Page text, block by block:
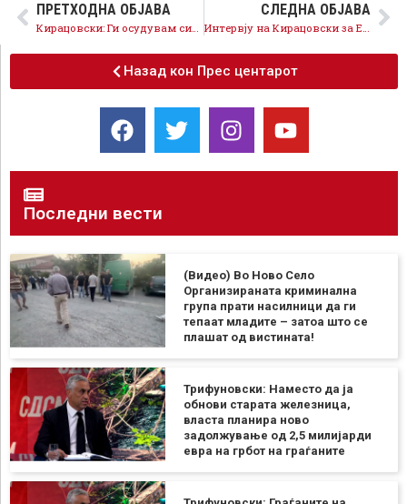
ПРЕТХОДНА ОБЈАВА
Кирацовски: Ги осудувам сите притисоци врз вработените во јавниот сектор!
СЛЕДНА ОБЈАВА
Интервју на Кирацовски за Економски магазин на Алсат-М ТВ
Назад кон Прес центарот
Последни вести
(Видео) Во Ново Село
Организираната криминална
група прати насилници да ги
тепаат младите – затоа што се
плашат од вистината!
Трифуновски: Наместо да ја
обнови старата железница,
власта планира ново
задолжување од 2,5 милијарди
евра на грбот на граѓаните